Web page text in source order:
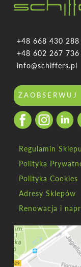
+48 668 430 288
+48 602 267 736
info@schiffers.pl
Regulamin Sklepu
Polityka
Polityka Cookies
Adresy Sklepów
Renowacja i